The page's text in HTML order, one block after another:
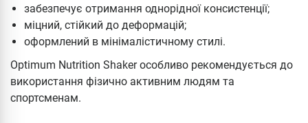
забезпечує отримання однорідної консистенції;
міцний, стійкий до деформацій;
оформлений в мінімалістичному стилі.
Optimum Nutrition Shaker особливо рекомендується до
використання фізично активним людям та
спортсменам.